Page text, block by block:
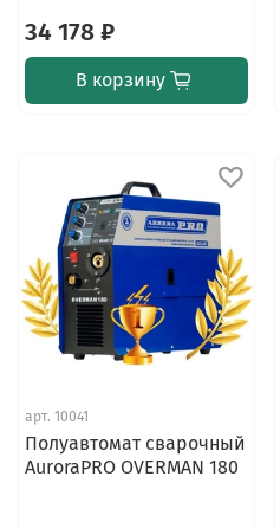
34 178 ₽
В корзину
арт. 10041
Полуавтомат сварочный
AuroraPRO OVERMAN 180